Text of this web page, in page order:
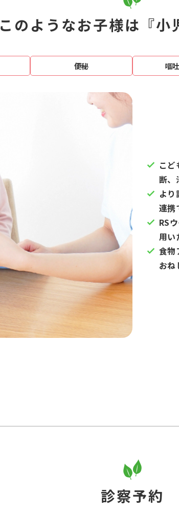
このようなお子様は『小
便秘 嘔
こ
断、
よ
連携
RS
用い
食物
おね
診察予約